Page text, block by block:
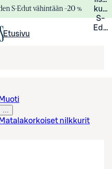
S-Edut vähintään –20 %
S-
Etusivu
Muoti
…
Matalakorkoiset nilkkurit